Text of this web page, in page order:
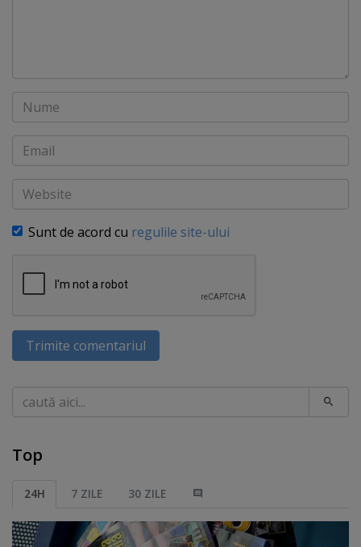
Nume
Email
Website
Sunt de acord cu regulile site-ului
Trimite comentariul
Caută
Top
24H 7 ZILE 30 ZILE